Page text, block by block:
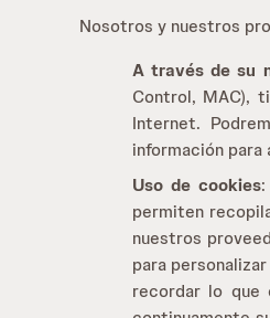
Nosotros y nuestros
A través de su
Control, MAC),
Internet.
información
Uso de cookies
permiten
nuestros
para
recordar lo que